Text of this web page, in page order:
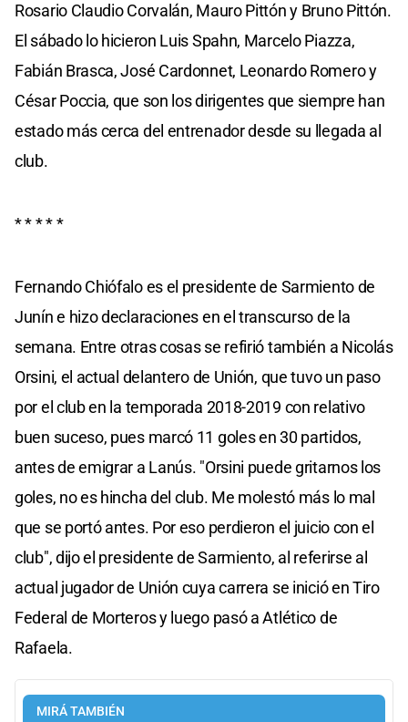
Rosario Claudio Corvalán, Mauro Pittón y Bruno Pittón.
El sábado lo hicieron Luis Spahn, Marcelo Piazza,
Fabián Brasca, José Cardonnet, Leonardo Romero y
César Poccia, que son los dirigentes que siempre han
estado más cerca del entrenador desde su llegada al
club.
* * * * *
Fernando Chiófalo es el presidente de Sarmiento de
Junín e hizo declaraciones en el transcurso de la
semana. Entre otras cosas se refirió también a Nicolás
Orsini, el actual delantero de Unión, que tuvo un paso
por el club en la temporada 2018-2019 con relativo
buen suceso, pues marcó 11 goles en 30 partidos,
antes de emigrar a Lanús. "Orsini puede gritarnos los
goles, no es hincha del club. Me molestó más lo mal
que se portó antes. Por eso perdieron el juicio con el
club", dijo el presidente de Sarmiento, al referirse al
actual jugador de Unión cuya carrera se inició en Tiro
Federal de Morteros y luego pasó a Atlético de
Rafaela.
MIRÁ TAMBIÉN